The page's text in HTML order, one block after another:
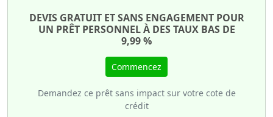
DEVIS GRATUIT ET SANS ENGAGEMENT POUR
UN PRÊT PERSONNEL À DES TAUX BAS DE
9,99 %
Commencez
Demandez ce prêt sans impact sur votre cote de
crédit